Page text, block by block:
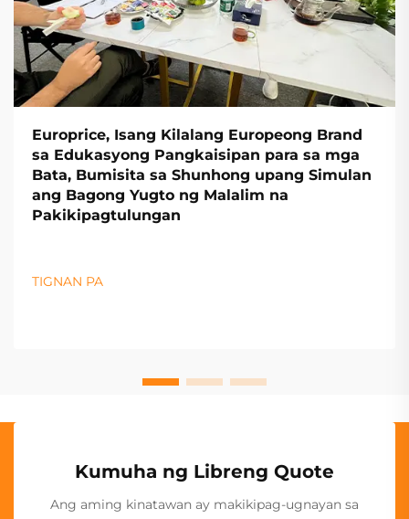
Europrice, Isang Kilalang Europeong Brand
sa Edukasyong Pangkaisipan para sa mga
Bata, Bumisita sa Shunhong upang Simulan
ang Bagong Yugto ng Malalim na
Pakikipagtulungan
TIGNAN PA
Kumuha ng Libreng Quote
Ang aming kinatawan ay makikipag-ugnayan sa